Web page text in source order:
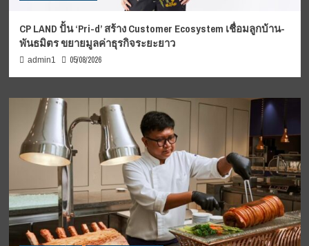
CP LAND ปั้น ‘Pri-d’ สร้าง Customer Ecosystem เชื่อมลูกบ้าน-
พันธมิตร ขยายมูลค่าธุรกิจระยะยาว
admin1 05/08/2026